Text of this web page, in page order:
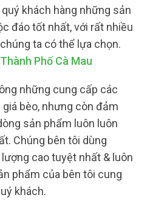
khách hàng những sản
đáo tốt nhất, với rất nhiều
ta có thể lựa chọn.
Phố Cà Mau
những cung cấp các
bèo, nhưng còn đảm
sản phẩm luôn luôn
Chúng bên tôi dùng
cao tuyệt nhất & luôn
phẩm của bên tôi cung
khách.